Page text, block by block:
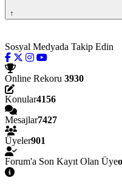
↑
Sosyal Medyada Takip Edin
Online Rekoru 3930
Konular4156
Mesajlar7427
Üyeler901
Forum'a Son Kayıt Olan Üye